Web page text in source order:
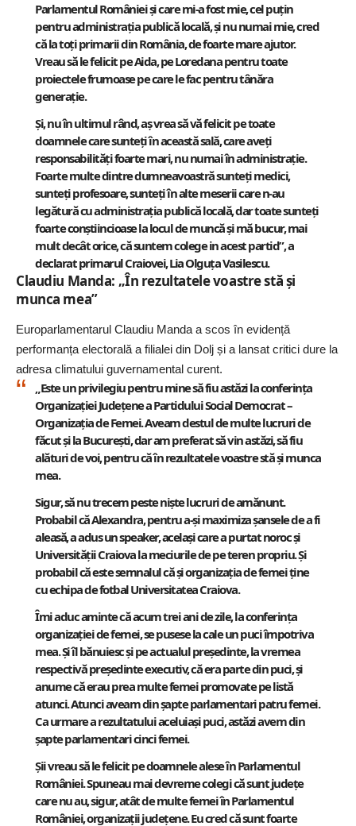
Parlamentul României și care mi-a fost mie, cel puțin
pentru administrația publică locală, și nu numai mie, cred
că la toți primarii din România, de foarte mare ajutor.
Vreau să le felicit pe Aida, pe Loredana pentru toate
proiectele frumoase pe care le fac pentru tânăra
generație.
Și, nu în ultimul rând, aș vrea să vă felicit pe toate
doamnele care sunteți în această sală, care aveți
responsabilități foarte mari, nu numai în administrație.
Foarte multe dintre dumneavoastră sunteți medici,
sunteți profesoare, sunteți în alte meserii care n-au
legătură cu administrația publică locală, dar toate sunteți
foarte conștiincioase la locul de muncă și mă bucur, mai
mult decât orice, că suntem colege in acest partid”, a
declarat primarul Craiovei, Lia Olguța Vasilescu.
Claudiu Manda: „În rezultatele voastre stă și
munca mea”
Europarlamentarul Claudiu Manda a scos în evidență
performanța electorală a filialei din Dolj și a lansat critici dure la
adresa climatului guvernamental curent.
„Este un privilegiu pentru mine să fiu astăzi la conferința
Organizației Județene a Partidului Social Democrat –
Organizația de Femei. Aveam destul de multe lucruri de
făcut și la București, dar am preferat să vin astăzi, să fiu
alături de voi, pentru că în rezultatele voastre stă și munca
mea.
Sigur, să nu trecem peste niște lucruri de amănunt.
Probabil că Alexandra, pentru a-și maximiza șansele de a fi
aleasă, a adus un speaker, același care a purtat noroc și
Universității Craiova la meciurile de pe teren propriu. Și
probabil că este semnalul că și organizația de femei ține
cu echipa de fotbal Universitatea Craiova.
Îmi aduc aminte că acum trei ani de zile, la conferința
organizației de femei, se pusese la cale un puci împotriva
mea. Și îl bănuiesc și pe actualul președinte, la vremea
respectivă președinte executiv, că era parte din puci, și
anume că erau prea multe femei promovate pe listă
atunci. Atunci aveam din șapte parlamentari patru femei.
Ca urmare a rezultatului aceluiași puci, astăzi avem din
șapte parlamentari cinci femei.
Șii vreau să le felicit pe doamnele alese în Parlamentul
României. Spuneau mai devreme colegi că sunt județe
care nu au, sigur, atât de multe femei în Parlamentul
României, organizații județene. Eu cred că sunt foarte